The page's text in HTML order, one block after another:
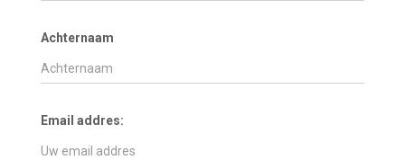
Achternaam
Email addres: